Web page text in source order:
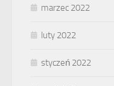
marzec 2022
luty 2022
styczeń 2022